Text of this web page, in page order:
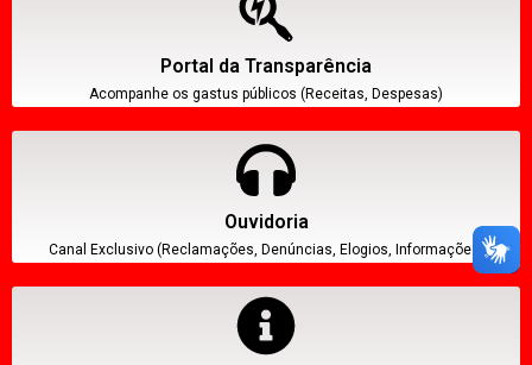
Portal da Transparência
Acompanhe os gastus públicos (Receitas, Despesas)
Ouvidoria
Canal Exclusivo (Reclamações, Denúncias, Elogios, Informações)